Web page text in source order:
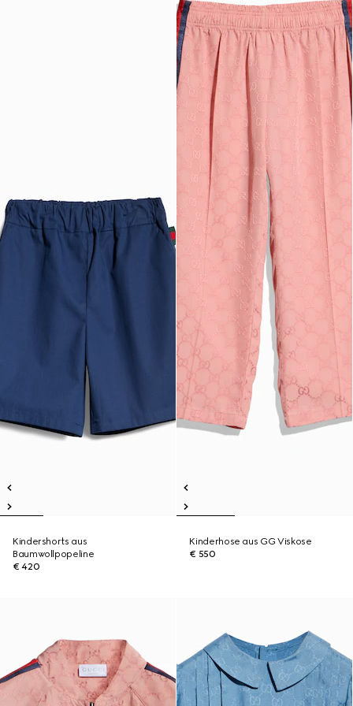
Kindershorts aus
Baumwollpopeline
€ 420
Kinderhose aus GG Viskose
€ 550